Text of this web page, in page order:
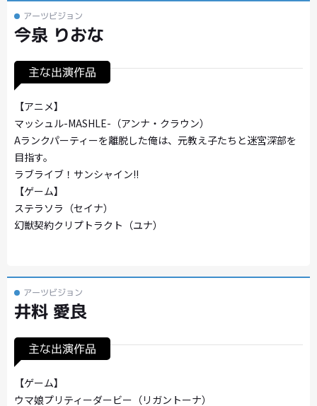
アーツビジョン
今泉 りおな
主な出演作品
【アニメ】
マッシュル-MASHLE-（アンナ・クラウン）
Aランクパーティーを離脱した俺は、元教え子たちと迷宮深部を
目指す。
ラブライブ！サンシャイン!!
【ゲーム】
ステラソラ（セイナ）
幻獣契約クリプトラクト（ユナ）
アーツビジョン
井料 愛良
主な出演作品
【ゲーム】
ウマ娘プリティーダービー（リガントーナ）